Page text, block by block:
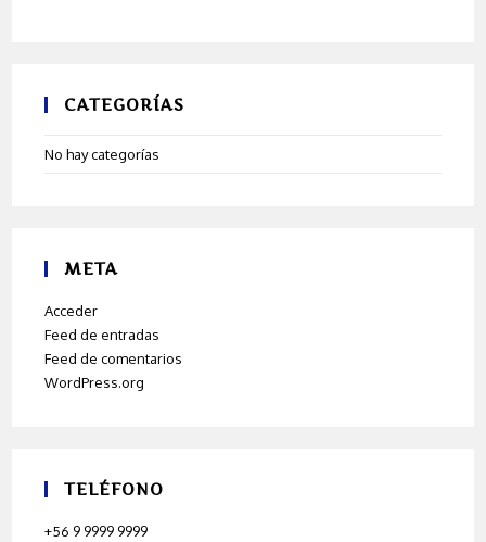
CATEGORÍAS
No hay categorías
META
Acceder
Feed de entradas
Feed de comentarios
WordPress.org
TELÉFONO
+56 9 9999 9999